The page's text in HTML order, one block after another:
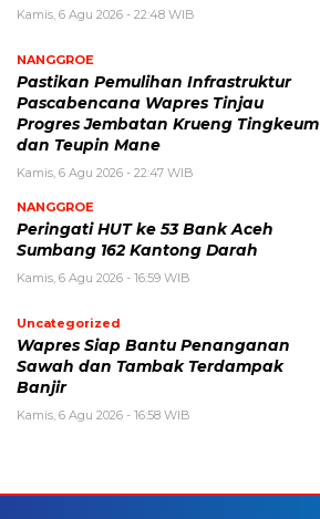
Kamis, 6 Agu 2026 - 22:48 WIB
NANGGROE
Pastikan Pemulihan Infrastruktur
Pascabencana Wapres Tinjau
Progres Jembatan Krueng Tingkeum
dan Teupin Mane
Kamis, 6 Agu 2026 - 22:47 WIB
NANGGROE
Peringati HUT ke 53 Bank Aceh
Sumbang 162 Kantong Darah
Kamis, 6 Agu 2026 - 16:59 WIB
Uncategorized
Wapres Siap Bantu Penanganan
Sawah dan Tambak Terdampak
Banjir
Kamis, 6 Agu 2026 - 16:58 WIB